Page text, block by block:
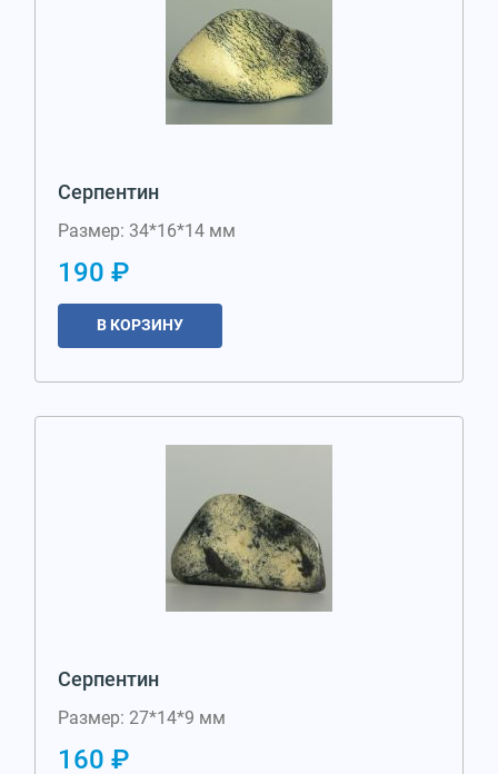
Серпентин
Размер: 34*16*14 мм
190 ₽
В КОРЗИНУ
Серпентин
Размер: 27*14*9 мм
160 ₽